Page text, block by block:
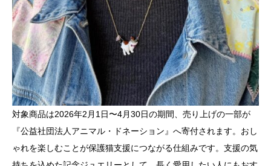
対象商品は2026年2月1日〜4月30日の期間、売り上げの一部が
『公益社団法人アニマル・ドネーション』へ寄付されます。おし
ゃれを楽しむことが保護猫支援につながる仕組みです。支援の気